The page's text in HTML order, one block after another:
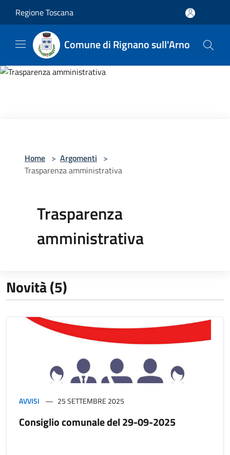
Regione Toscana
Comune di Rignano sull'Arno
Home > Argomenti >
Trasparenza amministrativa
Trasparenza
amministrativa
Novità (5)
AVVISI 25 SETTEMBRE 2025
Consiglio comunale del 29-09-2025